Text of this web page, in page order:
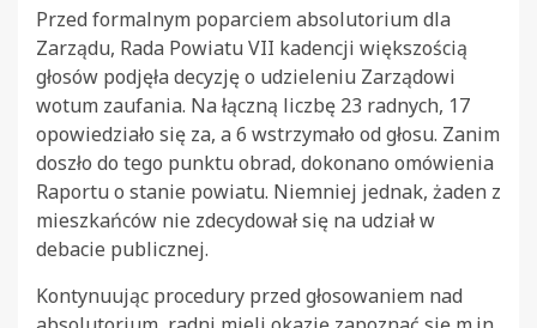
Przed formalnym poparciem absolutorium dla
Zarządu, Rada Powiatu VII kadencji większością
głosów podjęła decyzję o udzieleniu Zarządowi
wotum zaufania. Na łączną liczbę 23 radnych, 17
opowiedziało się za, a 6 wstrzymało od głosu. Zanim
doszło do tego punktu obrad, dokonano omówienia
Raportu o stanie powiatu. Niemniej jednak, żaden z
mieszkańców nie zdecydował się na udział w
debacie publicznej.
Kontynuując procedury przed głosowaniem nad